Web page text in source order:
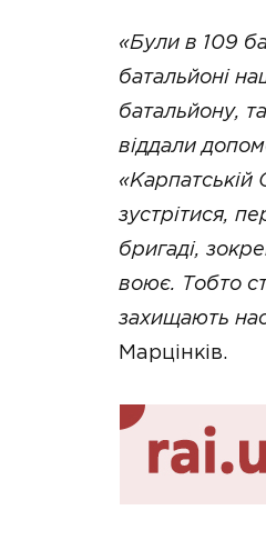
«Були в 109
батальйоні
батальйону,
віддали
«Карпатській
зустрітися,
бригаді,
воює. Тобто
захищають
Марцінків.